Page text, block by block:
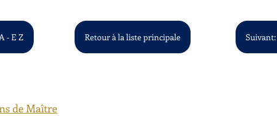
- E Z Retour à la liste principale Suivant:
de Maître